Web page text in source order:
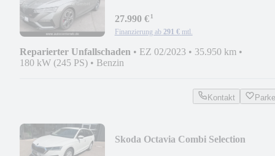
27.990 €¹
Finanzierung ab 291 € mtl.
Reparierter Unfallschaden • EZ 02/2023 • 35.950 km •
180 kW (245 PS) • Benzin
Kontakt
Skoda Octavia Combi Selection